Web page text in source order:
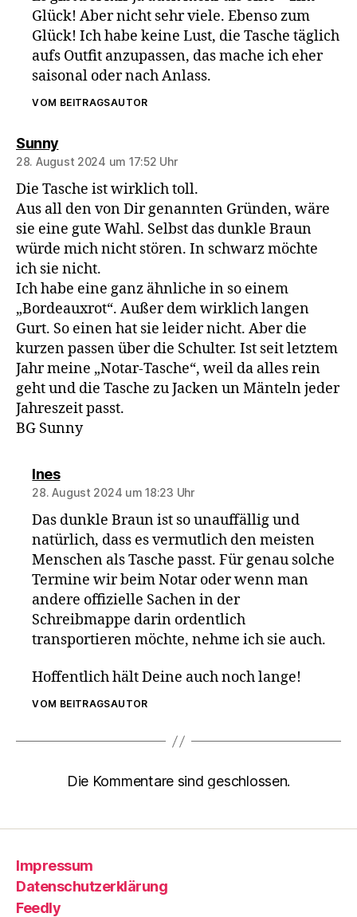
Glück! Aber nicht sehr viele. Ebenso zum
Glück! Ich habe keine Lust, die Tasche täglich
aufs Outfit anzupassen, das mache ich eher
saisonal oder nach Anlass.
VOM BEITRAGSAUTOR
Sunnysagt:
28. August 2024 um 17:52 Uhr
Die Tasche ist wirklich toll.
Aus all den von Dir genannten Gründen, wäre
sie eine gute Wahl. Selbst das dunkle Braun
würde mich nicht stören. In schwarz möchte
ich sie nicht.
Ich habe eine ganz ähnliche in so einem
„Bordeauxrot“. Außer dem wirklich langen
Gurt. So einen hat sie leider nicht. Aber die
kurzen passen über die Schulter. Ist seit letztem
Jahr meine „Notar-Tasche“, weil da alles rein
geht und die Tasche zu Jacken un Mänteln jeder
Jahreszeit passt.
BG Sunny
Inessagt:
28. August 2024 um 18:23 Uhr
Das dunkle Braun ist so unauffällig und
natürlich, dass es vermutlich den meisten
Menschen als Tasche passt. Für genau solche
Termine wir beim Notar oder wenn man
andere offizielle Sachen in der
Schreibmappe darin ordentlich
transportieren möchte, nehme ich sie auch.
Hoffentlich hält Deine auch noch lange!
VOM BEITRAGSAUTOR
Die Kommentare sind geschlossen.
Impressum
Datenschutzerklärung
Feedly